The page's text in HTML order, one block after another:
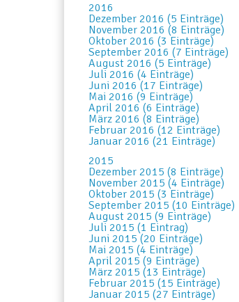
2016
Dezember 2016 (5 Einträge)
November 2016 (8 Einträge)
Oktober 2016 (3 Einträge)
September 2016 (7 Einträge)
August 2016 (5 Einträge)
Juli 2016 (4 Einträge)
Juni 2016 (17 Einträge)
Mai 2016 (9 Einträge)
April 2016 (6 Einträge)
März 2016 (8 Einträge)
Februar 2016 (12 Einträge)
Januar 2016 (21 Einträge)
2015
Dezember 2015 (8 Einträge)
November 2015 (4 Einträge)
Oktober 2015 (3 Einträge)
September 2015 (10 Einträge)
August 2015 (9 Einträge)
Juli 2015 (1 Eintrag)
Juni 2015 (20 Einträge)
Mai 2015 (4 Einträge)
April 2015 (9 Einträge)
März 2015 (13 Einträge)
Februar 2015 (15 Einträge)
Januar 2015 (27 Einträge)